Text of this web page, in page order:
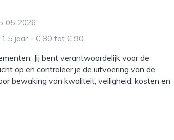
05-2026
jaar - € 80 tot € 90
Jij bent verantwoordelijk voor de
op en controleer je de uitvoering van de
bewaking van kwaliteit, veiligheid, kosten en